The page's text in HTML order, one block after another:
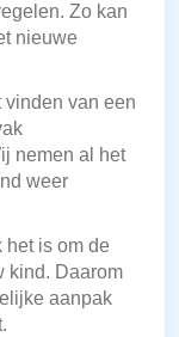
Zo kan
nieuwe
van een
nemen al het
weer
is om de
kind. Daarom
aanpak